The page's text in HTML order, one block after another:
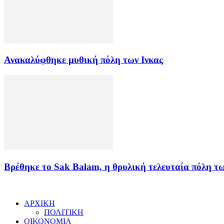
Ανακαλύφθηκε μυθική πόλη των Ινκας
Βρέθηκε το Sak Balam, η θρυλική τελευταία πόλη
ΑΡΧΙΚΗ
ΠΟΛΙΤΙΚΗ
ΟΙΚΟΝΟΜΙΑ